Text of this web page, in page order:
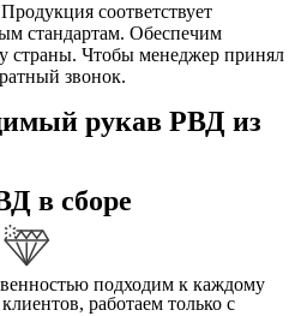
соответствует
стандартам. Обеспечим
страны. Чтобы менеджер принял
звонок.
рукав РВД из
в сборе
подходим к каждому
работаем только с